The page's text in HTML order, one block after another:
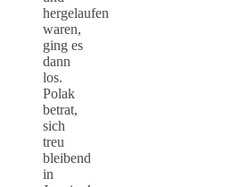
hergelaufen
waren,
ging es
dann
los.
Polak
betrat,
sich
treu
bleibend
in